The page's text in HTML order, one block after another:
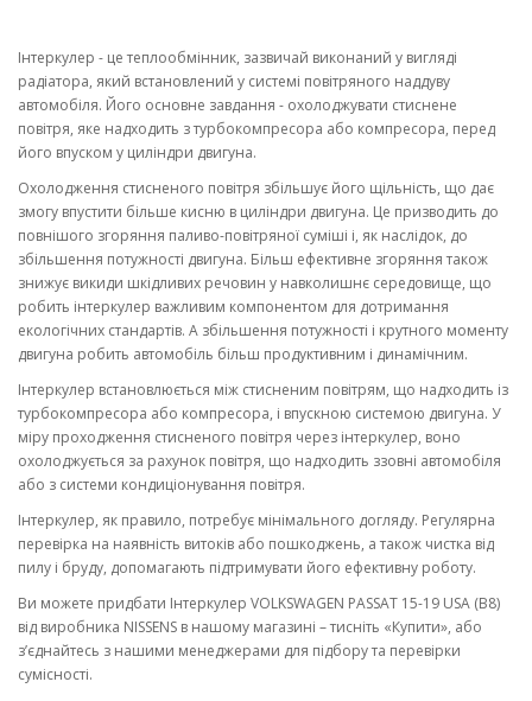
Інтеркулер - це теплообмінник, зазвичай виконаний у вигляді
радіатора, який встановлений у системі повітряного наддуву
автомобіля. Його основне завдання - охолоджувати стиснене
повітря, яке надходить з турбокомпресора або компресора, перед
його впуском у циліндри двигуна.
Охолодження стисненого повітря збільшує його щільність, що дає
змогу впустити більше кисню в циліндри двигуна. Це призводить до
повнішого згоряння паливо-повітряної суміші і, як наслідок, до
збільшення потужності двигуна. Більш ефективне згоряння також
знижує викиди шкідливих речовин у навколишнє середовище, що
робить інтеркулер важливим компонентом для дотримання
екологічних стандартів. А збільшення потужності і крутного моменту
двигуна робить автомобіль більш продуктивним і динамічним.
Інтеркулер встановлюється між стисненим повітрям, що надходить із
турбокомпресора або компресора, і впускною системою двигуна. У
міру проходження стисненого повітря через інтеркулер, воно
охолоджується за рахунок повітря, що надходить ззовні автомобіля
або з системи кондиціонування повітря.
Інтеркулер, як правило, потребує мінімального догляду. Регулярна
перевірка на наявність витоків або пошкоджень, а також чистка від
пилу і бруду, допомагають підтримувати його ефективну роботу.
Ви можете придбати Інтеркулер VOLKSWAGEN PASSAT 15-19 USA (B8)
від виробника NISSENS в нашому магазині – тисніть «Купити», або
з’єднайтесь з нашими менеджерами для підбору та перевірки
сумісності.